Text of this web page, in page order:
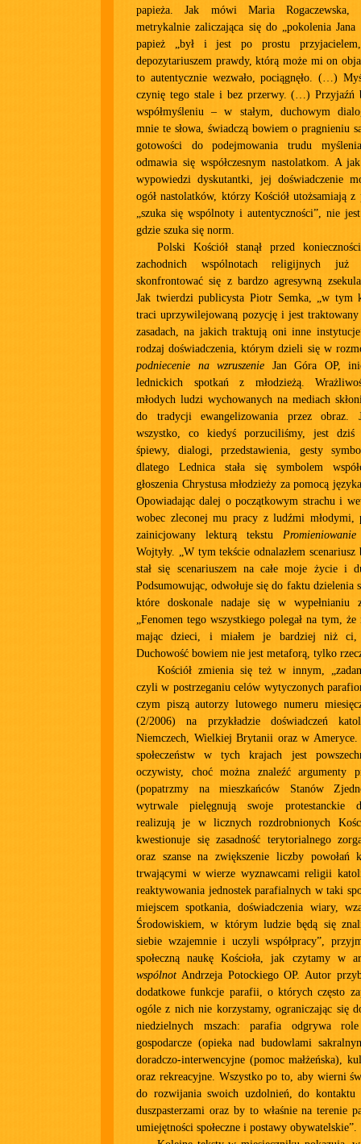
papieża. Jak mówi Maria Rogaczewska,
metrykalnie zaliczająca się do „pokolenia Jana
papież „był i jest po prostu
depozytariuszem prawdy, którą może mi on
to autentycznie wezwało, pociągnęło. (…)
czynię tego stale i bez przerwy. (…) Przyjaźń
współmyśleniu – w stałym, duchowym
mnie te słowa, świadczą bowiem o pragnieniu
gotowości do podejmowania trudu
odmawia się współczesnym nastolatkom. A
wypowiedzi dyskutantki, jej doświadczenie
ogół nastolatków, którzy Kościół utożsamiają z
„szuka się wspólnoty i autentyczności”, nie
gdzie szuka się norm.
Polski Kościół stanął przed
zachodnich wspólnotach religijnych już
skonfrontować się z bardzo agresywną
Jak twierdzi publicysta Piotr Semka, „w tym
traci uprzywilejowaną pozycję i jest traktowany
zasadach, na jakich traktują oni inne
rodzaj doświadczenia, którym dzieli się w
podniecenie na wzruszenie Jan Góra OP,
lednickich spotkań z młodzieżą.
młodych ludzi wychowanych na mediach
do tradycji ewangelizowania przez obraz.
wszystko, co kiedyś porzuciliśmy, jest dziś
śpiewy, dialogi, przedstawienia, gesty
dlatego Lednica stała się symbolem
głoszenia Chrystusa młodzieży za pomocą
Opowiadając dalej o początkowym strachu i
wobec zleconej mu pracy z ludźmi młodymi,
zainicjowany lekturą tekstu
Wojtyły. „W tym tekście odnalazłem
stał się scenariuszem na całe moje życie i
Podsumowując, odwołuje się do faktu dzielenia
które doskonale nadaje się w wypełnianiu
„Fenomen tego wszystkiego polegał na tym,
mając dzieci, i miałem je bardziej niż
Duchowość bowiem nie jest metaforą, tylko
Kościół zmienia się też w innym,
czyli w postrzeganiu celów wytyczonych
czym piszą autorzy lutowego numeru
(2/2006) na przykładzie doświadczeń
Niemczech, Wielkiej Brytanii oraz w Ameryce.
społeczeństw w tych krajach jest
oczywisty, choć można znaleźć argumenty
(popatrzmy na mieszkańców Stanów
wytrwale pielęgnują swoje protestanckie
realizują je w licznych rozdrobnionych
kwestionuje się zasadność terytorialnego
oraz szanse na zwiększenie liczby powołań
trwającymi w wierze wyznawcami religii
reaktywowania jednostek parafialnych w taki
miejscem spotkania, doświadczenia wiary,
Środowiskiem, w którym ludzie będą się
siebie wzajemnie i uczyli współpracy”,
społeczną naukę Kościoła, jak czytamy w
wspólnot Andrzeja Potockiego OP. Autor
dodatkowe funkcje parafii, o których często
ogóle z nich nie korzystamy, ograniczając się
niedzielnych mszach: parafia odgrywa role
gospodarcze (opieka nad budowlami
doradczo-interwencyjne (pomoc małżeńska),
oraz rekreacyjne. Wszystko po to, aby wierni
do rozwijania swoich uzdolnień, do kontaktu
duszpasterzami oraz by to właśnie na terenie
umiejętności społeczne i postawy obywatelskie”.